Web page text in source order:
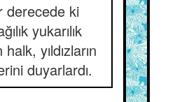
derecede ki
yukarılık
yıldızların
duyarlardı.